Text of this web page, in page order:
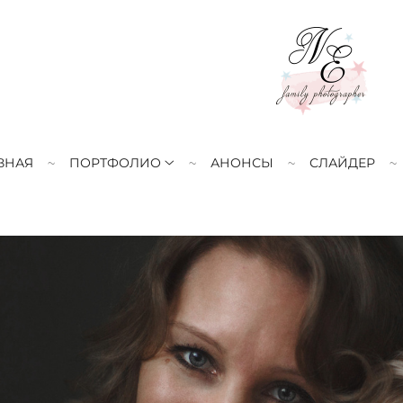
ПОРТФОЛИО АНОНСЫ СЛАЙДЕР